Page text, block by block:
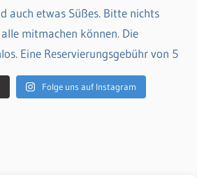
Folge uns auf Instagram